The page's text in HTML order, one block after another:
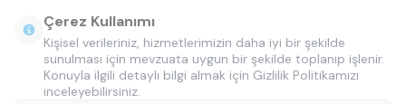
Çerez Kullanımı
Kişisel verileriniz, hizmetlerimizin daha iyi bir şekilde
sunulması için mevzuata uygun bir şekilde toplanıp işlenir.
Konuyla ilgili detaylı bilgi almak için Gizlilik Politikamızı
inceleyebilirsiniz.